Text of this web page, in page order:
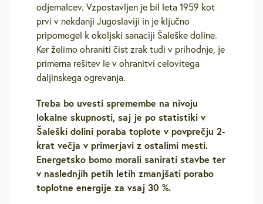
odjemalcev. Vzpostavljen je bil leta 1959 kot
prvi v nekdanji Jugoslaviji in je ključno
pripomogel k okoljski sanaciji Šaleške doline.
Ker želimo ohraniti čist zrak tudi v prihodnje, je
primerna rešitev le v ohranitvi celovitega
daljinskega ogrevanja.
Treba bo uvesti spremembe na nivoju
lokalne skupnosti, saj je po statistiki v
Šaleški dolini poraba toplote v povprečju 2-
krat večja v primerjavi z ostalimi mesti.
Energetsko bomo morali sanirati stavbe ter
v naslednjih petih letih zmanjšati porabo
toplotne energije za vsaj 30 %.